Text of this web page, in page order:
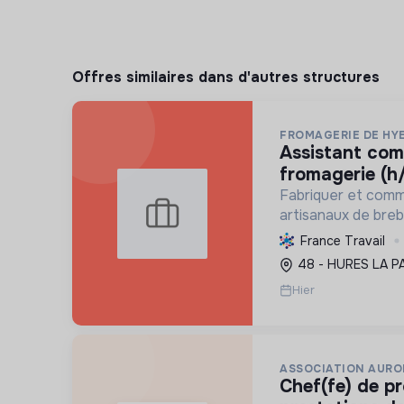
Offres similaires dans d'autres structures
FROMAGERIE DE
assistant commercial en
fromagerie
Fabriquer et
artisanaux de
soutenant
et en promouvant
et social équitable.
France Travail
48 - HURES LA
Hier
ASSOCIATION
chef(fe) de production et